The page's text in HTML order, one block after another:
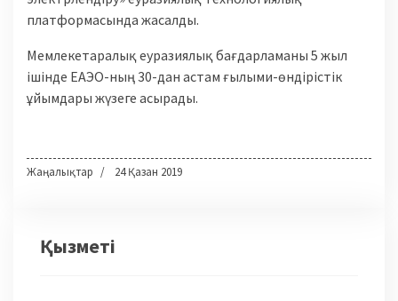
платформасында жасалды.
Мемлекетаралық еуразиялық бағдарламаны 5 жыл
ішінде ЕАЭО-ның 30-дан астам ғылыми-өндірістік
ұйымдары жүзеге асырады.
Жаңалықтар 24 Қазан 2019
Қызметі